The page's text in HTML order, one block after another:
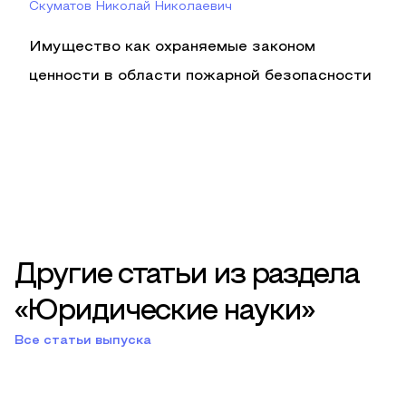
Скуматов Николай Николаевич
Имущество как охраняемые законом
ценности в области пожарной безопасности
Другие статьи из раздела
«Юридические науки»
Все статьи выпуска